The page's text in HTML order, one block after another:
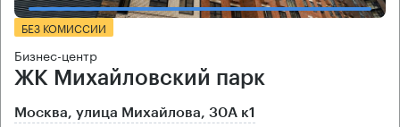
БЕЗ КОМИССИИ
Бизнес-центр
ЖК Михайловский парк
Москва, улица Михайлова, 30А к1